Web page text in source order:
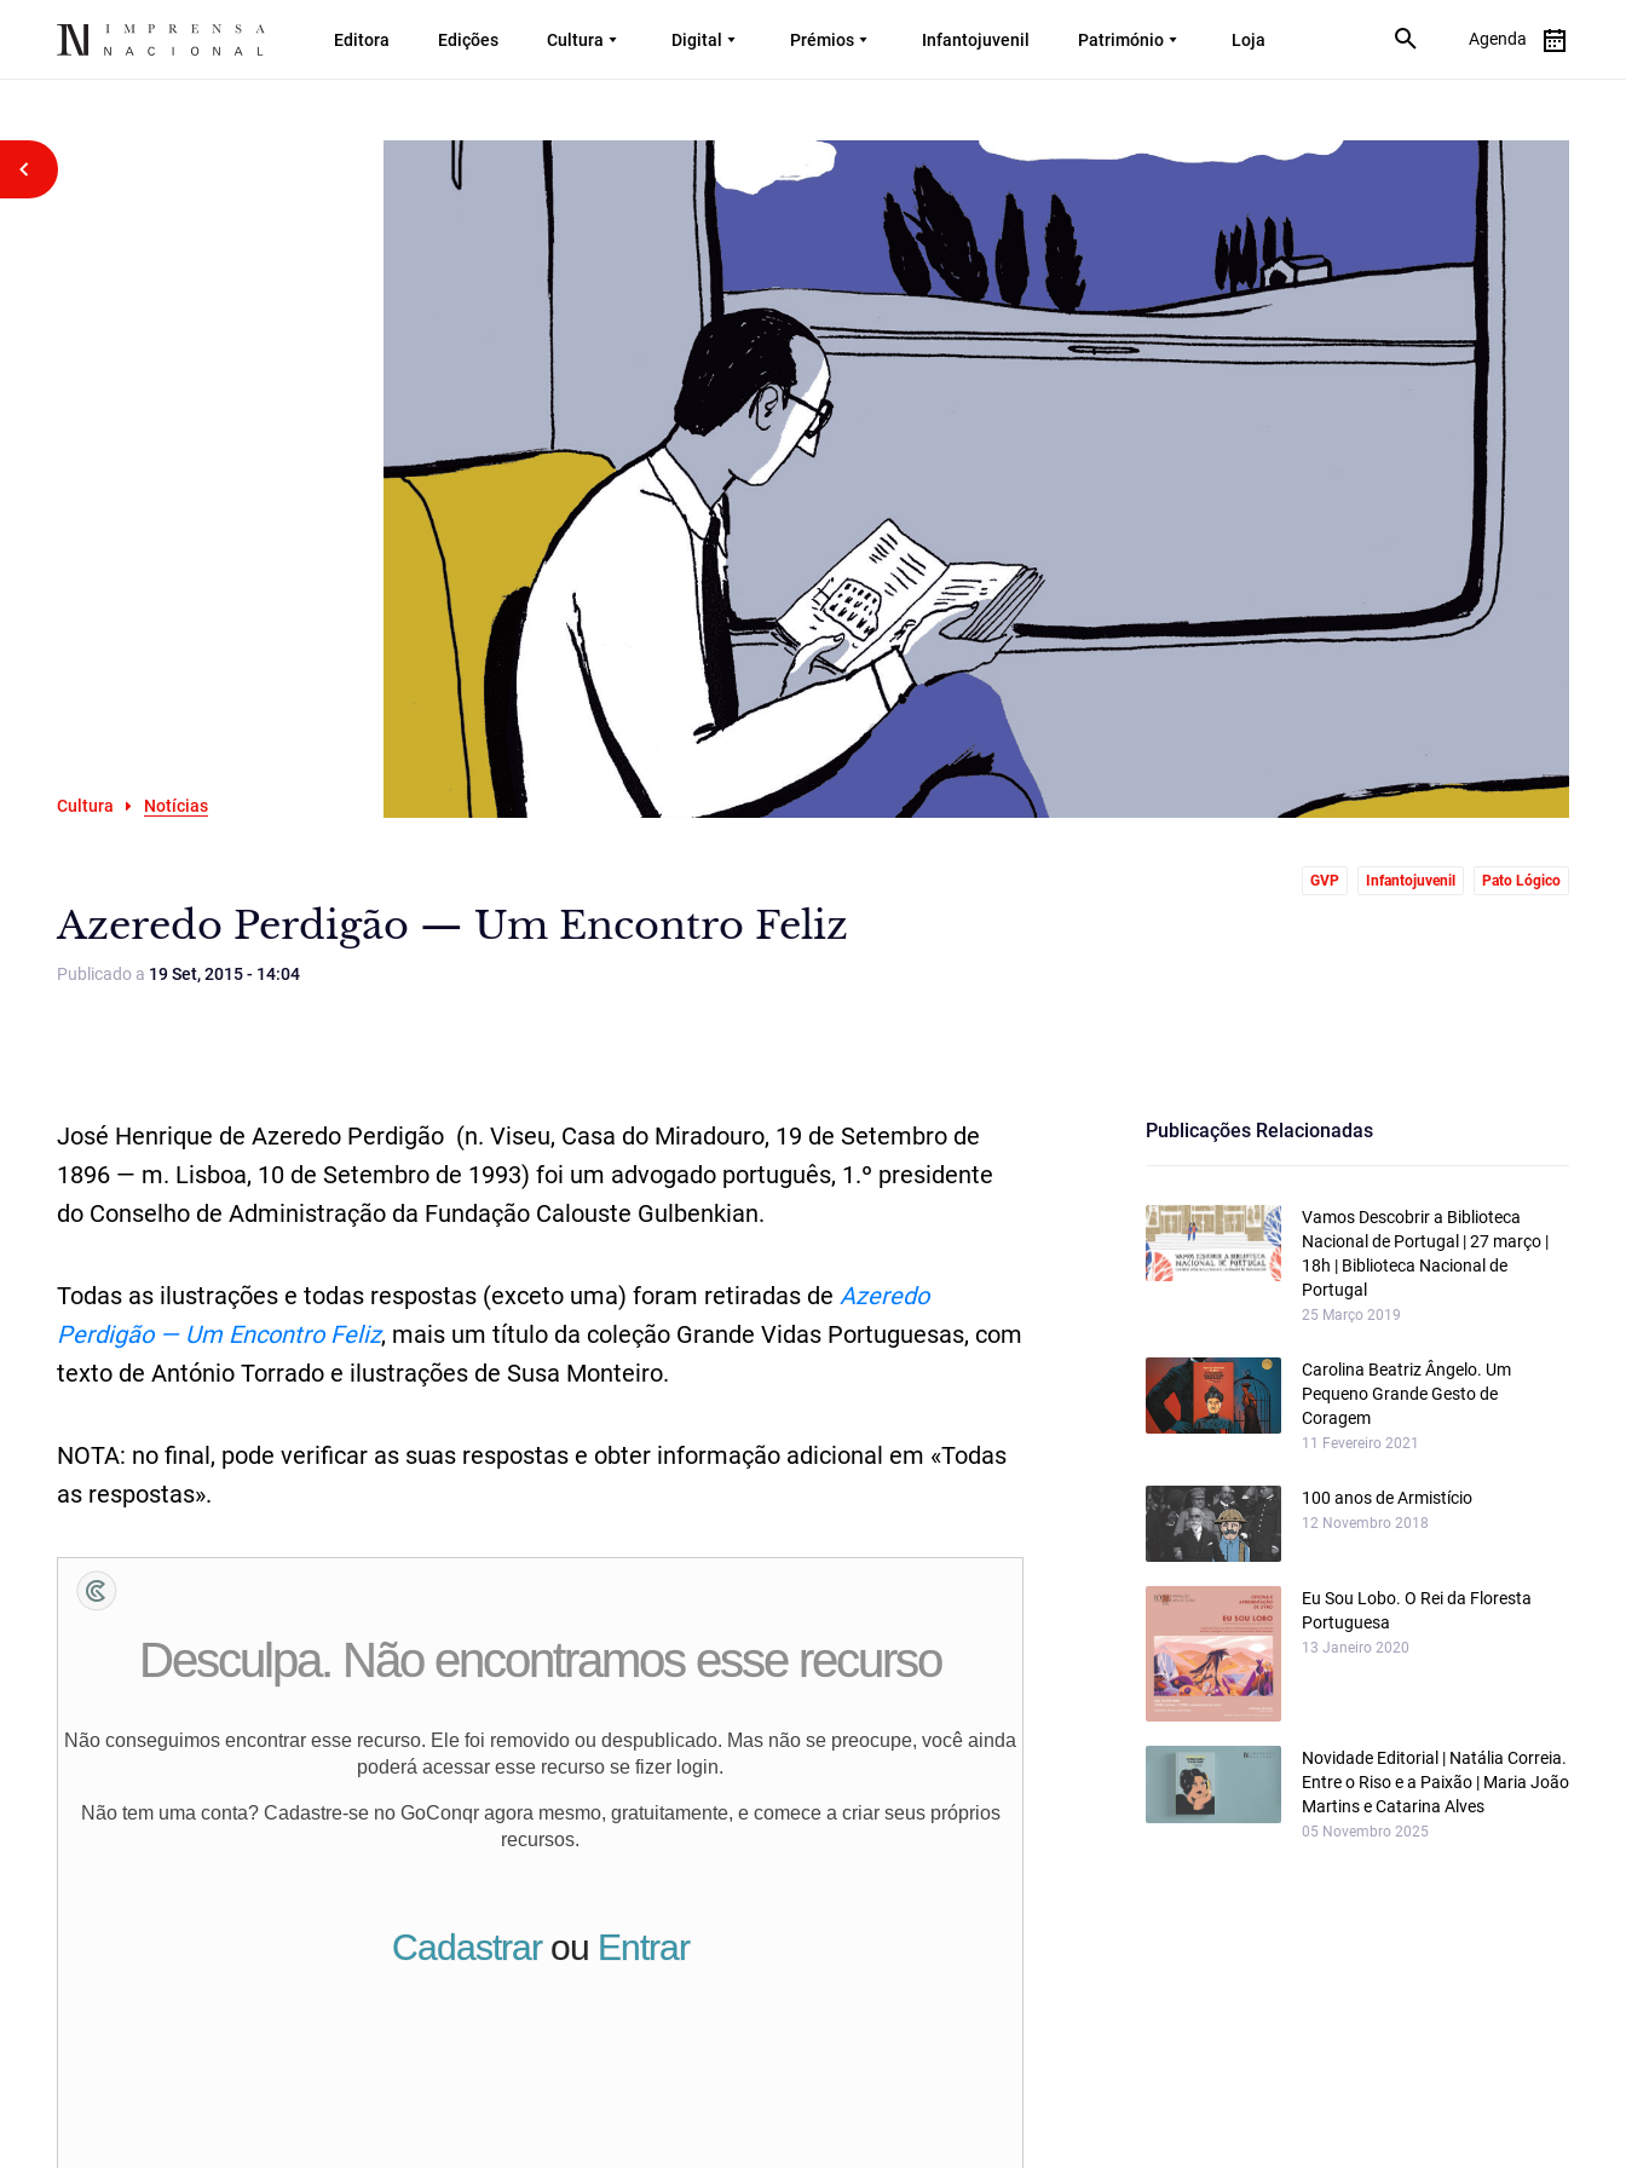
Editora Edições Cultura Digital Prémios Infantojuvenil Património Loja Agenda
Voltar atrás
Cultura Notícias
Azeredo Perdigão — Um Encontro Feliz
Publicado a 19 Set, 2015 - 14:04
GVP Infantojuvenil Pato Lógico
José Henrique de Azeredo Perdigão (n. Viseu, Casa do Miradouro, 19 de Setembro de
1896 — m. Lisboa, 10 de Setembro de 1993) foi um advogado português, 1.º presidente
do Conselho de Administração da Fundação Calouste Gulbenkian.
Todas as ilustrações e todas respostas (exceto uma) foram retiradas de Azeredo
Perdigão — Um Encontro Feliz, mais um título da coleção Grande Vidas Portuguesas, com
texto de António Torrado e ilustrações de Susa Monteiro.
NOTA: no final, pode verificar as suas respostas e obter informação adicional em «Todas
as respostas».
Publicações Relacionadas
Vamos Descobrir a Biblioteca
Nacional de Portugal | 27 março |
18h | Biblioteca Nacional de
Portugal
25 Março 2019
Carolina Beatriz Ângelo. Um
Pequeno Grande Gesto de
Coragem
11 Fevereiro 2021
100 anos de Armistício
12 Novembro 2018
Eu Sou Lobo. O Rei da Floresta
Portuguesa
13 Janeiro 2020
Novidade Editorial | Natália Correia.
Entre o Riso e a Paixão | Maria João
Martins e Catarina Alves
05 Novembro 2025